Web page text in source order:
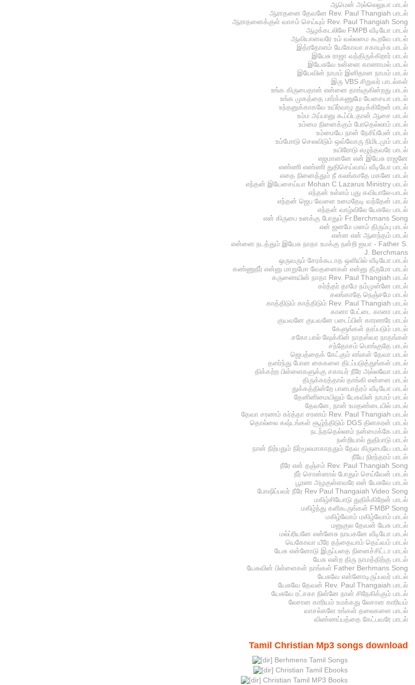
ஆமென் அல்லெலுயா பாடல்
ஆராதனை தேவனே Rev. Paul Thangiah பாடல்
ஆராதனைக்குள் வாசம் செய்யும் Rev. Paul Thangiah Song
ஆழக்கடலிலே FMPB வீடியோ பாடல்
ஆவியானவரே உம் வல்லமை கூறவே பாடல்
இத்ரதோளம் யேகோவா சகாயுச்சு பாடல்
இயேசு ராஜா வந்திருக்கிறார் பாடல்
இயேசுவே உன்னை காணாமல் பாடல்
இயேவின் நாமம் இனிதான நாமம் பாடல்
இரு VBS சிறுவர் பாடல்கள்
உங்க கிருபைதான் என்னை தாங்குகின்றது பாடல்
உங்க முகத்தை பார்க்கணுமே யேசையா பாடல்
உந்தனுக்காகவே உயிர்வாழ துடிக்கிறேன் பாடல்
உம்ம அப்பானு கூப்பிடதான் ஆசை பாடல்
உம்மை நினைக்கும் போதெல்லாம் பாடல்
உம்மையே நான் நேசிப்பேன் பாடல்
உம்மோடு செலவிடும் ஒவ்வோரு நிமிடமும் பாடல்
உயிரோடு எழுந்தவரே பாடல்
எஜமானனே என் இயேசு ராஜனே
எண்ணி எண்ணி துதிசெய்வாய் வீடியோ பாடல்
எதை நினைத்தும் நீ கலங்காதே மகனே பாடல்
எந்தன் இயேசைய்யா Mohan C Lazarus Ministry பாடல்
எந்தன் உள்ளம் புது கவியாலே-பாடல்
எந்தன் ஜெப வேளை உமைதேடி வந்தேன் பாடல்
எந்தன் வாழ்விலே யேசுவே பாடல்
என் கிருபை உனக்கு போதும் Fr.Berchmans Song
என் ஜனமே மனம் திரும்பு பாடல்
என்ன என் ஆனந்தம் பாடல்
என்னை நடத்தும் இயேசு நாதா உமக்கு நன்றி ஐயா - Father S.
J. Berchmans
ஒருவரும் சேரக்கூடாத ஒளியில் வீடியோ பாடல்
கண்ணுநீர் என்னு மாறுமோ வேதனைகள் என்னு தீருமோ பாடல்
கருணையின் நாதா Rev. Paul Thangiah பாடல்
கர்த்தர் தாமே நம்முன்னே பாடல்
கலங்காதே நெஞ்சமே பாடல்
காத்திடும் காத்திடும் Rev. Paul Thangiah பாடல்
கானா பேட்டை கானா பாடல்
குயவனே குயவனே படைப்பின் காரணரே பாடல்
கேளுங்கள் தரப்படும் பாடல்
சகோ.பால் ஷேக்கின் நாதஸ்வர நாதங்கள்
சந்தோசம் பொங்குதே பாடல்
ஜெபத்தைக் கேட்கும் எங்கள் தேவா பாடல்
தளர்ந்து போன கைகளை திடப்படுத்துங்கள் பாடல்
திக்கற்ற பிள்ளைகளுக்கு சகாயர் நீரே அல்லவோ பாடல்
திருக்கரத்தால் தாங்கி என்னை பாடல்
துக்கத்தின்றே பானபாத்ரம் வீடியோ பாடல்
தேனினிமையிலும் யேசுவின் நாமம் பாடல்
தேவனே, நான் உமதண்டையில் பாடல்
தேவா சரணம் கர்த்தா சரணம் Rev. Paul Thangiah பாடல்
தொல்லை கஷ்டங்கள் சூழ்ந்திடும் DGS தினகரன் பாடல்
நடந்ததெல்லாம் நன்மைக்கே பாடல்
நன்றியால் துதிபாடு பாடல்
நான் நிற்பதும் நிர்மூலமாகாததும் தேவ கிருபையே பாடல்
நீயே நிரந்தரம் பாடல்
நீரே என் தஞ்சம் Rev. Paul Thangiah Song
நீர் சொன்னால் போதும் செய்வேன் பாடல்
பூரண அழகுள்ளவரே என் யேசுவே பாடல்
போஷிப்பவர் நீரே Rev Paul Thangaiah Video Song
மகிழ்சியோடு துதிக்கிறேன் பாடல்
மகிழ்ந்து களிகூருங்கள் FMBP Song
மகிழ்வோம் மகிழ்வோம் பாடல்
மனுகுல தேவன் யேசு பாடல்
மல்ப்ரியனே என்னேசு நாயகனே வீடியோ பாடல்
யெகோவா யீரே தந்தையாம் தெய்வம் பாடல்
யேசு என்னோடு இருப்பதை நினைச்சிட்டா பாடல்
யேசு என்ற திரு நாமத்திற்கு பாடல்
யேசுவின் பிள்ளைகள் நாங்கள் Father Berhmans Song
யேசுவே என்னோடிருப்பவர் பாடல்
யேசுவே தேவன் Rev. Paul Thangaiah பாடல்
யேசுவே ரட்சகா நின்னே நான் சிநேகிக்கும் பாடல்
லேசான காரியம் உமக்கது லேசான காரியம்
வாசல்களே உங்கள் தலைகளை பாடல்
விண்ணப்பத்தை கேட்பவரே பாடல்
Tamil Christian Mp3 songs download
Berhmens Tamil Songs
Christian Tamil Ebooks
Christian Tamil MP3 Books